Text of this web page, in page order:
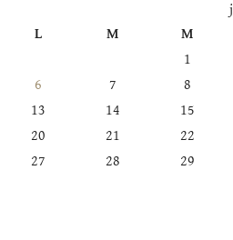
L
M M
1
6
7 8
13
14 15
20
21 22
27
28 29